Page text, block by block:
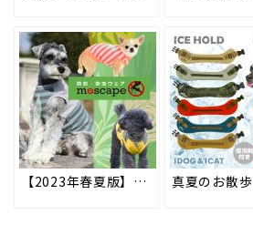
【2023年春夏版】春夏のお散歩も安心！防虫・防蚊機能のペット用ウェア「moscape（モスケイプ）」